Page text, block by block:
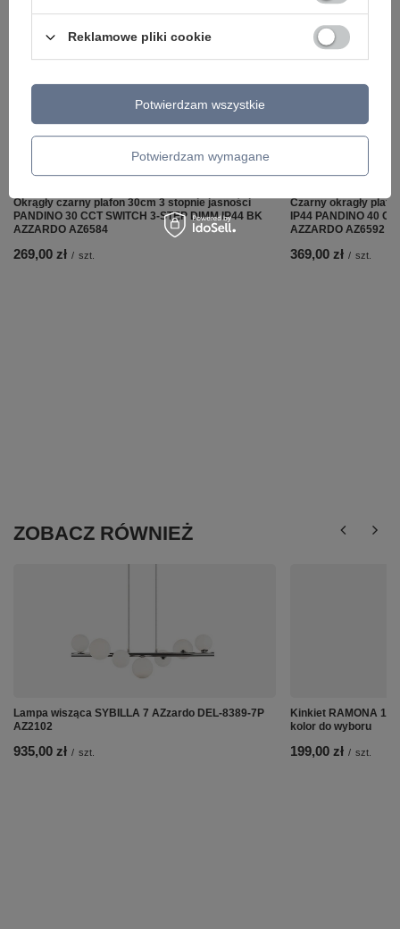
Okrągły czarny plafon 30cm 3 stopnie jasności
PANDINO 30 CCT SWITCH 3-STEP DIMM IP44 BK
AZZARDO AZ6584
269,00 zł / szt.
Czarny okragły
IP44 PANDINO 40
AZZARDO AZ6592
369,00 zł / szt.
ZOBACZ RÓWNIEŻ
Lampa wisząca SYBILLA 7 AZzardo DEL-8389-7P
AZ2102
935,00 zł / szt.
Kinkiet RAMONA 1
kolor do wyboru
199,00 zł / szt.
Reklamowe pliki cookie
Potwierdzam wymagane
Potwierdzam wszystkie